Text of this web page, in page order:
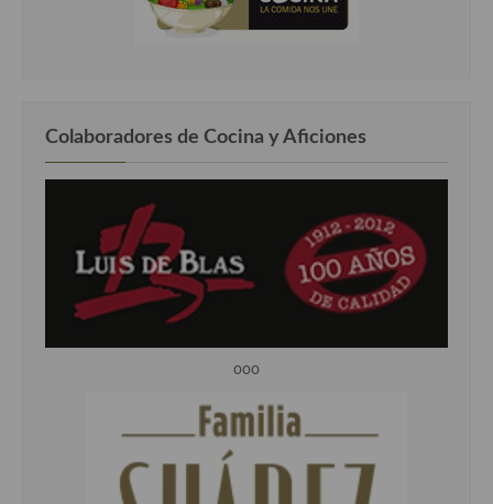
Colaboradores de Cocina y Aficiones
ooo